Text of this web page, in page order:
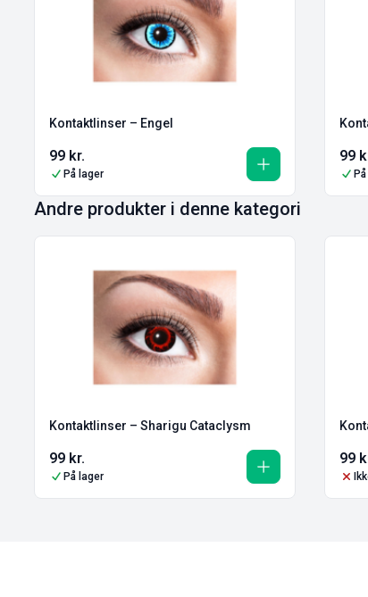
Kontaktlinser – Engel
99 kr.
På lager
99
Andre produkter i denne kategori
Kontaktlinser – Sharigu Cataclysm
99 kr.
På lager
99